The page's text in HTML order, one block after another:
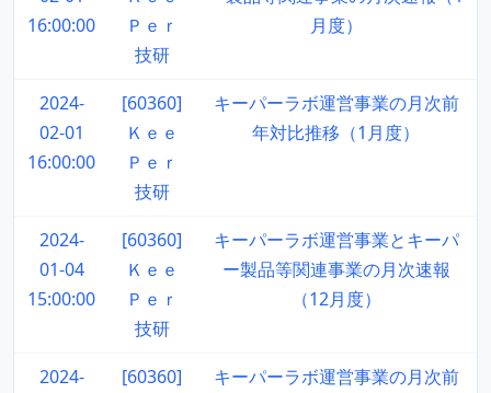
16:00:00
Ｐｅｒ
技研
月度）
2024-
02-01
16:00:00
[60360]
Ｋｅｅ
Ｐｅｒ
技研
キーパーラボ運営事業の月次前
年対比推移（1月度）
2024-
01-04
15:00:00
[60360]
Ｋｅｅ
Ｐｅｒ
技研
キーパーラボ運営事業とキーパ
ー製品等関連事業の月次速報
（12月度）
2024-
[60360]
キーパーラボ運営事業の月次前